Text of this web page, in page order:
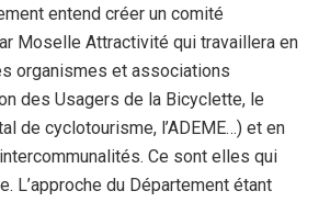
entend créer un comité
Moselle Attractivité qui travaillera en
organismes et associations
des Usagers de la Bicyclette, le
de cyclotourisme, l’ADEME…) et en
Ce sont elles qui
L’approche du Département étant